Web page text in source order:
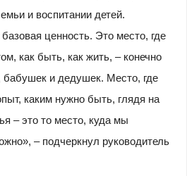
и воспитании детей.
ценность. Это место, где
как быть, как жить, – конечно
бабушек и дедушек. Место, где
каким нужно быть, глядя на
– это то место, куда мы
– подчеркнул руководитель